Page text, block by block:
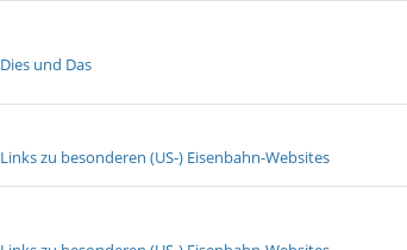
Dies und Das
Links zu besonderen (US-) Eisenbahn-Websites